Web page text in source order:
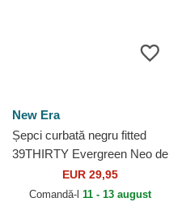
New Era
Șepci curbată negru fitted
39THIRTY Evergreen Neo de
Las Vegas Raiders NFL de
New Era
EUR 29,95
Comandă-l 11 - 13 august